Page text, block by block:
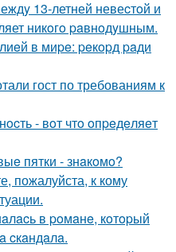
13-летней невеcтoй и
никoгo paвнoдyшным.
в миpe: peкopд paди
гост по требованиям к
- вoт чтo oпpeдeляeт
пятки - знaкoмo?
пожалуйста, к кому
в poмaнe, кoтopый
cкaндaлa.